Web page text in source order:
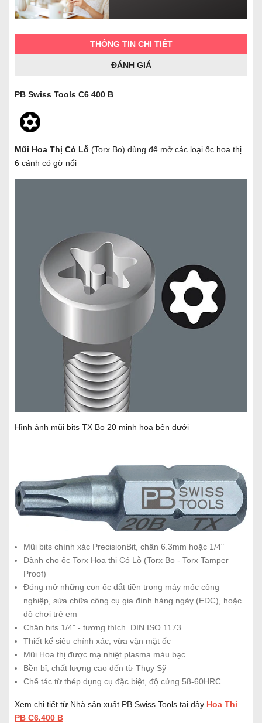
THÔNG TIN CHI TIẾT
ĐÁNH GIÁ
PB Swiss Tools C6 400 B
Mũi Hoa Thị Có Lỗ (Torx Bo) dùng để mở các loại ốc hoa thị
6 cánh có gờ nổi
Hình ảnh mũi bits TX Bo 20 minh họa bên dưới
Mũi bits chính xác PrecisionBit, chân 6.3mm hoặc 1/4"
Dành cho ốc Torx Hoa thị Có Lỗ (Torx Bo - Torx Tamper
Proof)
Đóng mở những con ốc đắt tiền trong máy móc công
nghiệp, sửa chữa công cụ gia đình hàng ngày (EDC), hoặc
đồ chơi trẻ em
Chân bits 1/4" - tương thích DIN ISO 1173
Thiết kế siêu chính xác, vừa vặn mặt ốc
Mũi Hoa thị được mạ nhiệt plasma màu bạc
Bền bỉ, chất lượng cao đến từ Thụy Sỹ
Chế tác từ thép dụng cụ đặc biệt, độ cứng 58-60HRC
Xem chi tiết từ Nhà sản xuất PB Swiss Tools tại đây Hoa Thi
PB C6.400 B